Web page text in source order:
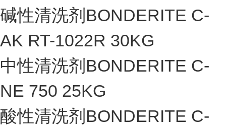
碱性清洗剂BONDERITE C-
AK RT-1022R 30KG
中性清洗剂BONDERITE C-
NE 750 25KG
酸性清洗剂BONDERITE C-